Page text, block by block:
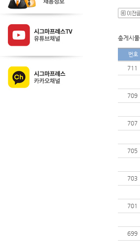
총게시
번호
711
709
707
705
703
701
699